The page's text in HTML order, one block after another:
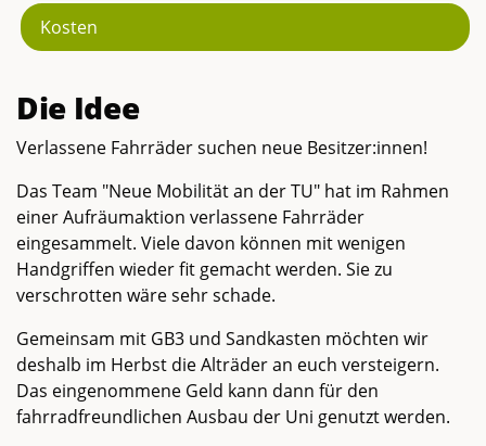
Kosten
Die Idee
Verlassene Fahrräder suchen neue Besitzer:innen!
Das Team "Neue Mobilität an der TU" hat im Rahmen
einer Aufräumaktion verlassene Fahrräder
eingesammelt. Viele davon können mit wenigen
Handgriffen wieder fit gemacht werden. Sie zu
verschrotten wäre sehr schade.
Gemeinsam mit GB3 und Sandkasten möchten wir
deshalb im Herbst die Alträder an euch versteigern.
Das eingenommene Geld kann dann für den
fahrradfreundlichen Ausbau der Uni genutzt werden.